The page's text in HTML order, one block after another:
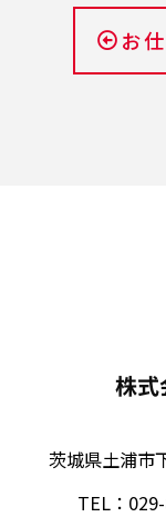
お
株式
茨城県土浦市
TEL：